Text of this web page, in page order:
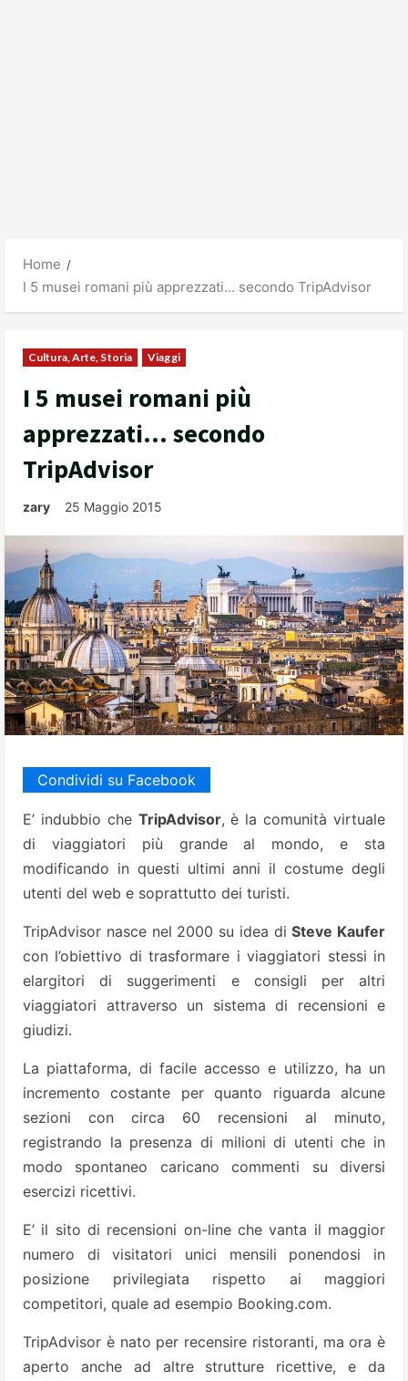
Home
I 5 musei romani più apprezzati… secondo TripAdvisor
Cultura, Arte, Storia Viaggi
I 5 musei romani più
apprezzati… secondo
TripAdvisor
zary 25 Maggio 2015
Condividi su Facebook
E’ indubbio che TripAdvisor, è la comunità virtuale
di viaggiatori più grande al mondo, e sta
modificando in questi ultimi anni il costume degli
utenti del web e soprattutto dei turisti.
TripAdvisor nasce nel 2000 su idea diSteve Kaufer
con l’obiettivo di trasformare i viaggiatori stessi in
elargitori di suggerimenti e consigli per altri
viaggiatori attraverso un sistema di recensioni e
giudizi.
La piattaforma, di facile accesso e utilizzo, ha un
incremento costante per quanto riguarda alcune
sezioni con circa 60 recensioni al minuto,
registrando la presenza di milioni di utenti che in
modo spontaneo caricano commenti su diversi
esercizi ricettivi.
E’ il sito di recensioni on-line che vanta il maggior
numero di visitatori unici mensili ponendosi in
posizione privilegiata rispetto ai maggiori
competitori, quale ad esempio Booking.com.
TripAdvisor è nato per recensire ristoranti, ma ora è
aperto anche ad altre strutture ricettive, e da